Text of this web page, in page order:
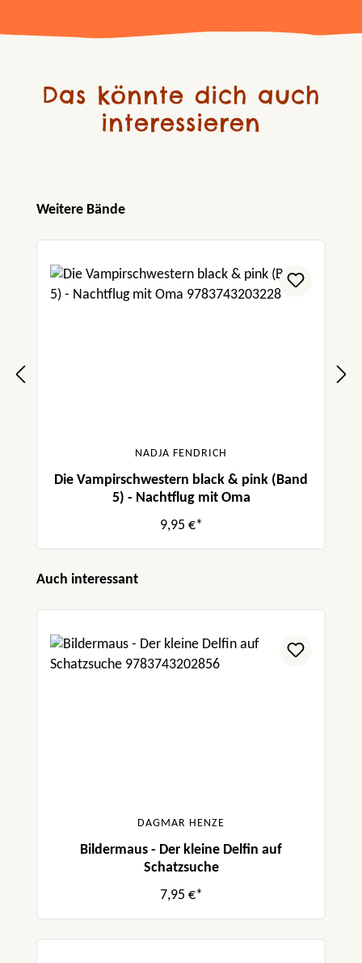
Das könnte dich auch
interessieren
Produktgalerie überspringen
Weitere Bände
NADJA FENDRICH
Die Vampirschwestern black & pink (Band
5) - Nachtflug mit Oma
9,95 €*
Produktgalerie überspringen
Auch interessant
DAGMAR HENZE
Bildermaus - Der kleine Delfin auf
Schatzsuche
7,95 €*